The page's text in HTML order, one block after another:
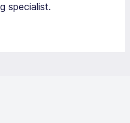
specialist.